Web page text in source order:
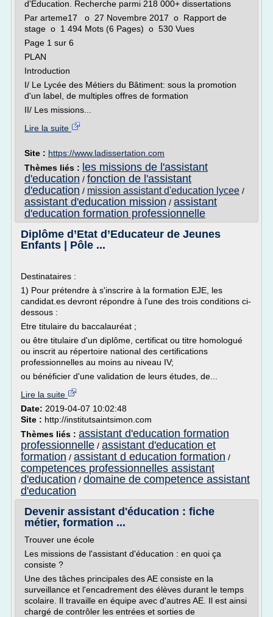
d'Education. Recherche parmi 218 000+ dissertations
Par arteme17 o 27 Novembre 2017 o Rapport de
stage o 1 494 Mots (6 Pages) o 530 Vues
Page 1 sur 6
PLAN
Introduction
I/ Le Lycée des Métiers du Bâtiment: sous la promotion
d'un label, de multiples offres de formation
II/ Les missions...
Lire la suite
Site : https://www.ladissertation.com
Thèmes liés : les missions de l'assistant
d'education / fonction de l'assistant
d'education / mission assistant d'education lycee /
assistant d'education mission / assistant
d'education formation professionnelle
Diplôme d’Etat d’Educateur de Jeunes
Enfants | Pôle ...
Destinataires :
1) Pour prétendre à s'inscrire à la formation EJE, les
candidat.es devront répondre à l'une des trois conditions ci-
dessous :
Etre titulaire du baccalauréat ;
ou être titulaire d'un diplôme, certificat ou titre homologué
ou inscrit au répertoire national des certifications
professionnelles au moins au niveau IV;
ou bénéficier d'une validation de leurs études, de...
Lire la suite
Date: 2019-04-07 10:02:48
Site : http://institutsaintsimon.com
Thèmes liés : assistant d'education formation
professionnelle / assistant d'education et
formation / assistant d education formation /
competences professionnelles assistant
d'education / domaine de competence assistant
d'education
Devenir assistant d'éducation : fiche
métier, formation ...
Trouver une école
Les missions de l'assistant d'éducation : en quoi ça
consiste ?
Une des tâches principales des AE consiste en la
surveillance et l'encadrement des élèves durant le temps
scolaire. Il travaille en équipe avec d'autres AE. Il est ainsi
chargé de contrôler les entrées et sorties de